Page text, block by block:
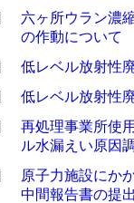
六ヶ所ウラン濃
の作動について
低レベル放射性
低レベル放射性
再処理事業所使
ル水漏えい原因
原子力施設にか
中間報告書の提